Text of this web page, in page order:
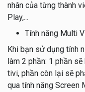
nhân của từng thành
Play,...
Tính năng Multi
Khi bạn sử dụng tính
làm 2 phần: 1 phần
tivi, phần còn lại sẽ
qua tính năng Screen